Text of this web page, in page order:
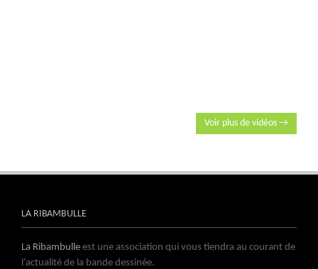
Voir plus de vidéos →
LA RIBAMBULLE
La Ribambulle est une association qui vous tiendra au courant de
l’actualité de la bande dessinée.